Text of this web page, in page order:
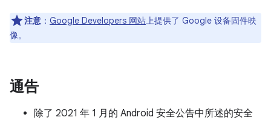
注意 ： Google Developers 网站上提供了 Google 设备固件映
像。
通告
除了 2021 年 1 月的 Android 安全公告中所述的安全